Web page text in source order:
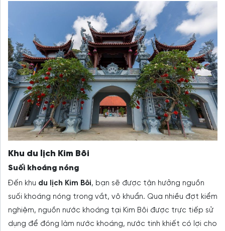
Khu du lịch Kim Bôi
Suối khoáng nóng
Đến khu du lịch Kim Bôi, bạn sẽ được tận hưởng nguồn
suối khoáng nóng trong vắt, vô khuẩn. Qua nhiều đợt kiểm
nghiệm, nguồn nước khoáng tại Kim Bôi được trực tiếp sử
dụng để đóng làm nước khoáng, nước tinh khiết có lợi cho